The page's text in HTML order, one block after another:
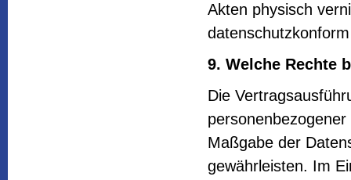
Akten physisch
9. Welche Rechte
Die
Maßgabe der
gewährleisten. Im